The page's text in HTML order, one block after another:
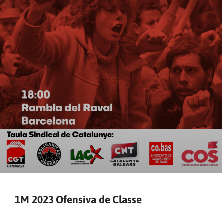
1M 2023 Ofensiva de Classe